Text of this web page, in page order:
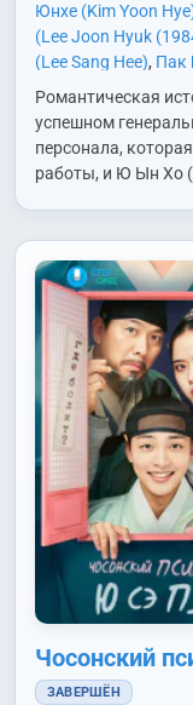
Юнхе (Kim Yoon
(Lee Joon Hyuk
(Lee Sang Hee), Пак
Hye Won)
Хан
Юн Гаи (Yoon
Романтическая
успешном
персонала,
работы, и Ю Ын Хо
Чосонский
ЗАВЕРШЁН